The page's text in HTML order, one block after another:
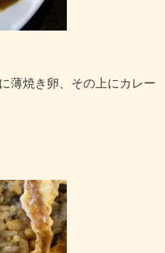
薄焼き卵、その上にカレー